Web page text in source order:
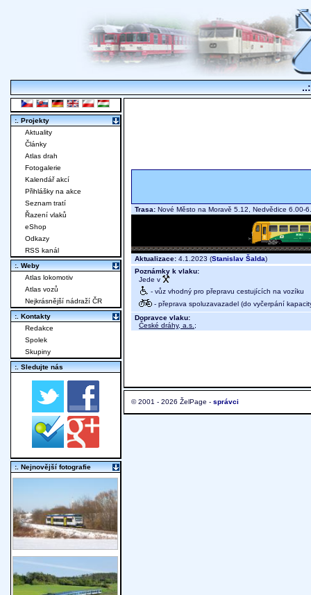
Trasa: Nové Město na Moravě 5.12, Nedvědice
Aktualizace: 4.1.2023 (Stanislav Šalda)
Poznámky k vlaku:
Jede v
- vůz vhodný pro přepravu cestujících na vozíku
- přeprava spoluzavazadel (do vyčerpání
Dopravce vlaku:
České dráhy, a.s. ;
© 2001 - 2026 ŽelPage - správci
:. Projekty
Aktuality
Články
Atlas drah
Fotogalerie
Kalendář akcí
Přihlášky na akce
Seznam tratí
Řazení vlaků
eShop
Odkazy
RSS kanál
:. Weby
Atlas lokomotiv
Atlas vozů
Nejkrásnější nádraží ČR
:. Kontakty
Redakce
Spolek
Skupiny
:. Sledujte nás
:. Nejnovější fotografie